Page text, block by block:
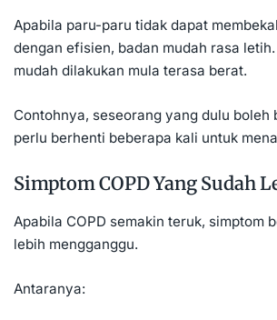
Apabila paru-paru tidak dapat
dengan efisien, badan mudah rasa
mudah dilakukan mula terasa berat.
Contohnya, seseorang yang dulu boleh
perlu berhenti beberapa kali untuk
Simptom COPD Yang Sudah
Apabila COPD semakin teruk, simptom
lebih mengganggu.
Antaranya: